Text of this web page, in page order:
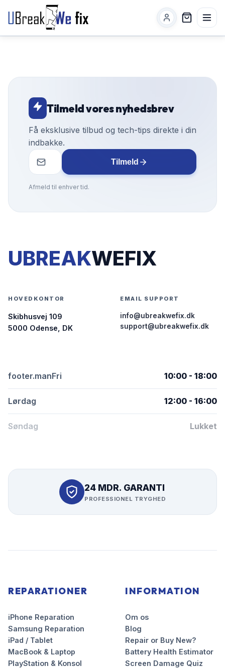
Tilmeld vores nyhedsbrev
Få eksklusive tilbud og tech-tips direkte i din
indbakke.
Tilmeld
Afmeld til enhver tid.
UBREAKWEFIX
HOVEDKONTOR
Skibhusvej 109
5000 Odense, DK
EMAIL SUPPORT
info@ubreakwefix.dk
support@ubreakwefix.dk
footer.manFri 10:00 - 18:00
Lørdag 12:00 - 16:00
Søndag Lukket
24 MDR. GARANTI
PROFESSIONEL TRYGHED
REPARATIONER
iPhone Reparation
Samsung Reparation
iPad / Tablet
MacBook & Laptop
PlayStation & Konsol
INFORMATION
Om os
Blog
Repair or Buy New?
Battery Health Estimator
Screen Damage Quiz